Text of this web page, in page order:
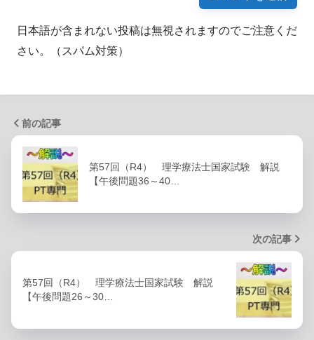
日本語が含まれない投稿は無視されますのでご注意くだ
さい。（スパム対策）
前の記事
第57回（R4） 理学療法士国家試験 解説
【午後問題36～40…
次の記事
第57回（R4） 理学療法士国家試験 解説
【午後問題26～30…